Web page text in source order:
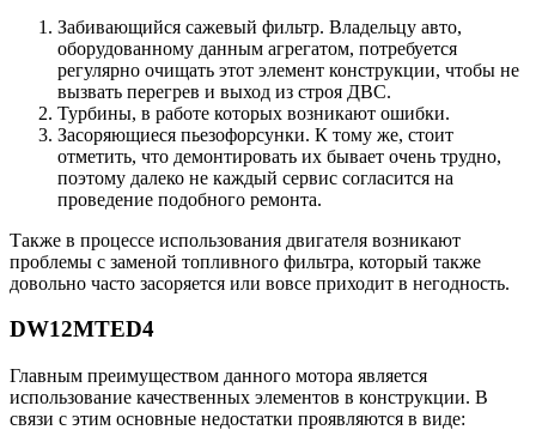
Забивающийся сажевый фильтр. Владельцу авто,
оборудованному данным агрегатом, потребуется
регулярно очищать этот элемент конструкции, чтобы не
вызвать перегрев и выход из строя ДВС.
Турбины, в работе которых возникают ошибки.
Засоряющиеся пьезофорсунки. К тому же, стоит
отметить, что демонтировать их бывает очень трудно,
поэтому далеко не каждый сервис согласится на
проведение подобного ремонта.
Также в процессе использования двигателя возникают
проблемы с заменой топливного фильтра, который также
довольно часто засоряется или вовсе приходит в негодность.
DW12MTED4
Главным преимуществом данного мотора является
использование качественных элементов в конструкции. В
связи с этим основные недостатки проявляются в виде: